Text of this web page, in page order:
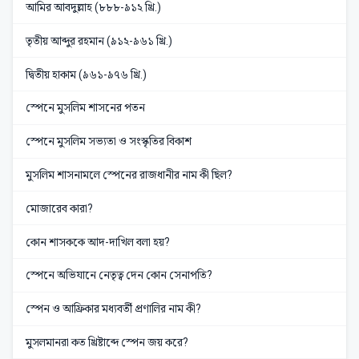
আমির আবদুল্লাহ (৮৮৮-৯১২ খ্রি.)
তৃতীয় আব্দুর রহমান (৯১২-৯৬১ খ্রি.)
দ্বিতীয় হাকাম (৯৬১-৯৭৬ খ্রি.)
স্পেনে মুসলিম শাসনের পতন
স্পেনে মুসলিম সভ্যতা ও সংস্কৃতির বিকাশ
মুসলিম শাসনামলে স্পেনের রাজধানীর নাম কী ছিল?
মোজারেব কারা?
কোন শাসককে আদ-দাখিল বলা হয়?
স্পেনে অভিযানে নেতৃত্ব দেন কোন সেনাপতি?
স্পেন ও আফ্রিকার মধ্যবর্তী প্রণালির নাম কী?
মুসলমানরা কত খ্রিষ্টাব্দে স্পেন জয় করে?